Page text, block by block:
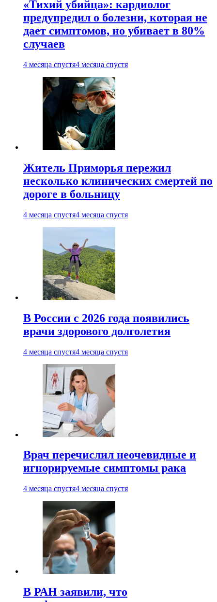
«Тихий убийца»: кардиолог
предупредил о болезни, которая не
дает симптомов, но убивает в 80%
случаев
4 месяца спустя4 месяца спустя
Житель Приморья пережил
несколько клинических смертей по
дороге в больницу
4 месяца спустя4 месяца спустя
В России с 2026 года появились
врачи здорового долголетия
4 месяца спустя4 месяца спустя
Врач перечислил неочевидные и
игнорируемые симптомы рака
4 месяца спустя4 месяца спустя
В РАН заявили, что